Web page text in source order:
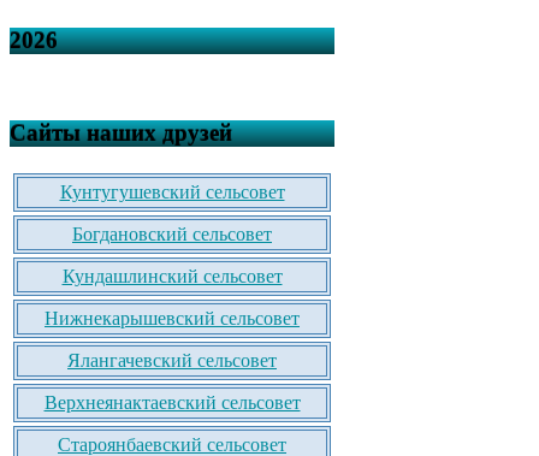
2026
Сайты наших друзей
Кунтугушевский сельсовет
Богдановский сельсовет
Кундашлинский сельсовет
Нижнекарышевский сельсовет
Ялангачевский сельсовет
Верхнеянактаевский сельсовет
Староянбаевский сельсовет